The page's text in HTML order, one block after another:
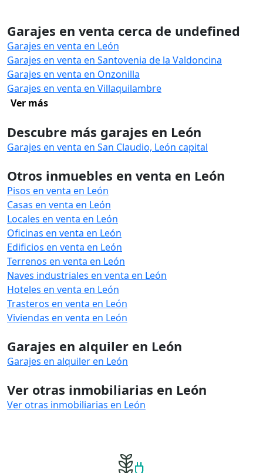
Garajes en venta cerca de undefined
Garajes en venta en León
Garajes en venta en Santovenia de la Valdoncina
Garajes en venta en Onzonilla
Garajes en venta en Villaquilambre
Ver más
Descubre más garajes en León
Garajes en venta en San Claudio, León capital
Otros inmuebles en venta en León
Pisos en venta en León
Casas en venta en León
Locales en venta en León
Oficinas en venta en León
Edificios en venta en León
Terrenos en venta en León
Naves industriales en venta en León
Hoteles en venta en León
Trasteros en venta en León
Viviendas en venta en León
Garajes en alquiler en León
Garajes en alquiler en León
Ver otras inmobiliarias en León
Ver otras inmobiliarias en León